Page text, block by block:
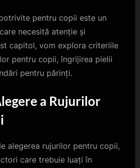
pentru copii este un
necesită atenție și
capitol, vom explora criteriile
pentru copii, îngrijirea pielii
pentru părinți.
a Rujurilor
alegerea rujurilor pentru copii,
care trebuie luați în